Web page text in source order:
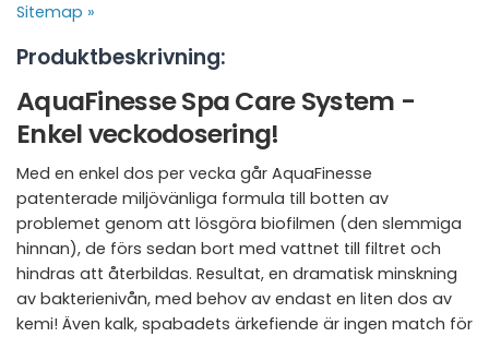
Sitemap »
Produktbeskrivning:
AquaFinesse Spa Care System -
Enkel veckodosering!
Med en enkel dos per vecka går AquaFinesse
patenterade miljövänliga formula till botten av
problemet genom att lösgöra biofilmen (den slemmiga
hinnan), de förs sedan bort med vattnet till filtret och
hindras att återbildas. Resultat, en dramatisk minskning
av bakterienivån, med behov av endast en liten dos av
kemi! Även kalk, spabadets ärkefiende är ingen match för